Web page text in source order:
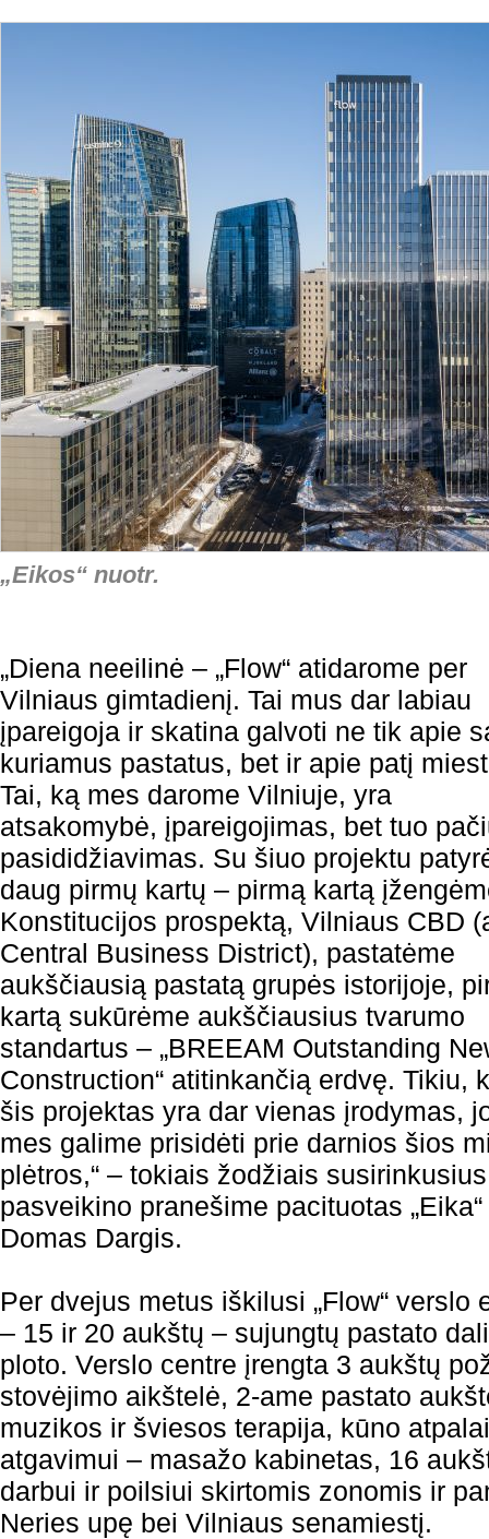
„Eikos“ nuotr.
„Diena neeilinė – „Flow“ atidarome per
Vilniaus gimtadienį. Tai mus dar labiau
įpareigoja ir skatina galvoti ne tik apie
kuriamus pastatus, bet ir apie patį
Tai, ką mes darome Vilniuje, yra
atsakomybė, įpareigojimas, bet tuo
pasididžiavimas. Su šiuo projektu
daug pirmų kartų – pirmą kartą
Konstitucijos prospektą, Vilniaus CBD
Central Business District), pastatėme
aukščiausią pastatą grupės istorijoje,
kartą sukūrėme aukščiausius tvarumo
standartus – „BREEAM Outstanding
Construction“ atitinkančią erdvę. Tikiu,
šis projektas yra dar vienas įrodymas,
mes galime prisidėti prie darnios šios
plėtros,“ – tokiais žodžiais
pasveikino pranešime pacituotas
Domas Dargis.
Per dvejus metus iškilusi „Flow“ verslo
– 15 ir 20 aukštų – sujungtų pastato
ploto. Verslo centre įrengta 3 aukštų
stovėjimo aikštelė, 2-ame pastato
muzikos ir šviesos terapija, kūno
atgavimui – masažo kabinetas, 16
darbui ir poilsiui skirtomis zonomis ir
Neries upę bei Vilniaus senamiestį.